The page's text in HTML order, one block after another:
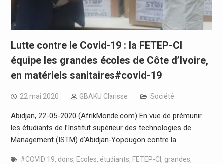
Lutte contre le Covid-19 : la FETEP-CI
équipe les grandes écoles de Côte d’Ivoire,
en matériels sanitaires#covid-19
22 mai 2020 GBAKU Clarisse Société
Abidjan, 22-05-2020 (AfrikMonde.com) En vue de prémunir
les étudiants de l’Institut supérieur des technologies de
Management (ISTM) d’Abidjan-Yopougon contre la…
#COVID 19, dons, Ecoles, étudiants, FETEP-CI , grandes,